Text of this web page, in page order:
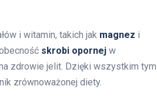
i witamin, takich jak magnez i
skrobi opornej w
zdrowie jelit. Dzięki wszystkim tym
zrównoważonej diety.